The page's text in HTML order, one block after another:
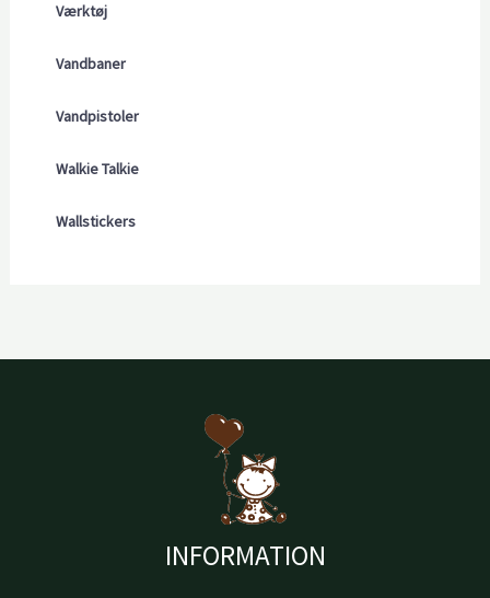
Værktøj
Vandbaner
Vandpistoler
Walkie Talkie
Wallstickers
INFORMATION